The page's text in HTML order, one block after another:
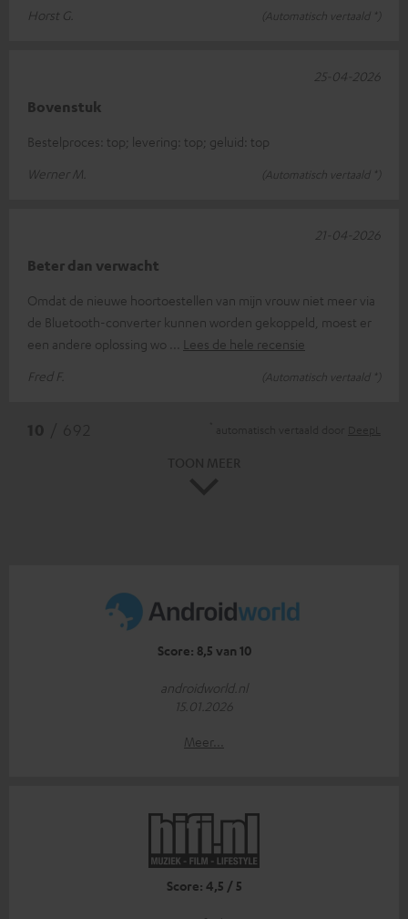
Horst G.
(Automatisch vertaald *)
Bovenstuk
Bestelproces: top; levering: top; geluid: top
Werner M.
(Automatisch vertaald *)
25-04-2026
Beter dan verwacht
Omdat de nieuwe hoortoestellen van mijn vrouw niet meer via
de Bluetooth-converter kunnen worden gekoppeld, moest er
een andere oplossing wo
Lees de hele recensie
Fred F.
(Automatisch vertaald *)
21-04-2026
Score: 8,5 van 10
androidworld.nl
15.01.2026
Meer...
Score: 4,5 / 5